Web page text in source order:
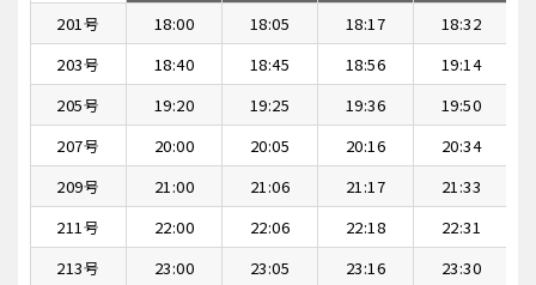
201号 18:00 18:05 18:17
18:32
203号
18:40 18:45 18:56
19:14
205号
19:20 19:25 19:36
19:50
207号
20:00 20:05 20:16
20:34
209号
21:00 21:06 21:17
21:33
211号
22:00 22:06 22:18
22:31
213号
23:00 23:05 23:16 23:30